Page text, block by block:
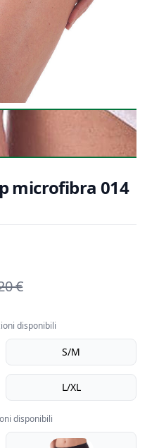
microfibra 014
€
disponibili
S/M
L/XL
disponibili